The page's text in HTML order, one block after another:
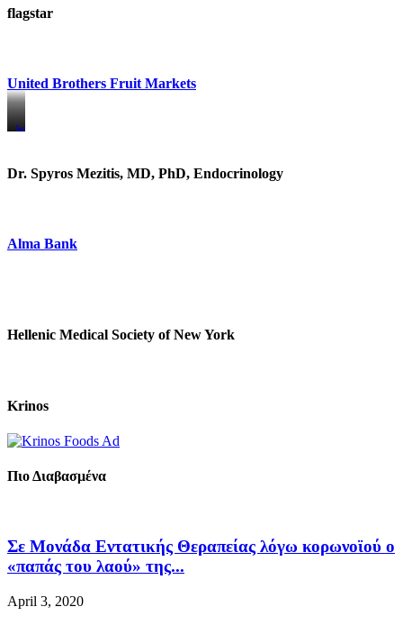
flagstar
United Brothers Fruit Markets
https://www.unitedbrothersfruitmarkets.com/
https://www.unitedbrothersfruitmarkets.com/
Dr. Spyros Mezitis, MD, PhD, Endocrinology
Alma Bank
Hellenic Medical Society of New York
Krinos
Πιο Διαβασμένα
Σε Μονάδα Εντατικής Θεραπείας λόγω κορωνοϊού ο
«παπάς του λαού» της...
April 3, 2020